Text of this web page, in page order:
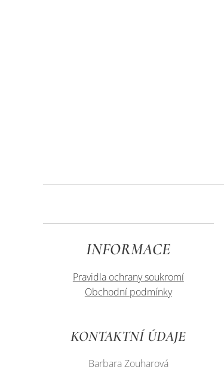
INFORMACE
Pravidla ochrany soukromí
Obchodní podmínky
KONTAKTNÍ ÚDAJE
Barbara Zouharová